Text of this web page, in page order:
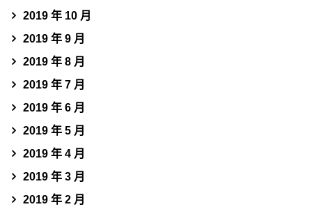
2019 年 10 月
2019 年 9 月
2019 年 8 月
2019 年 7 月
2019 年 6 月
2019 年 5 月
2019 年 4 月
2019 年 3 月
2019 年 2 月